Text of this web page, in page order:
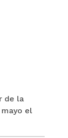
de la
el